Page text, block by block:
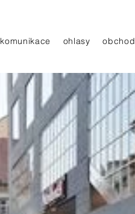
komunikace ohlasy obchod